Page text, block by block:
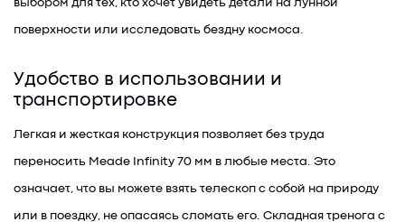
выбором для тех, кто хочет увидеть детали на лунной
поверхности или исследовать бездну космоса.
Удобство в использовании и
транспортировке
Легкая и жесткая конструкция позволяет без труда
переносить Meade Infinity 70 мм в любые места. Это
означает, что вы можете взять телескоп с собой на природу
или в поездку, не опасаясь сломать его. Складная тренога с